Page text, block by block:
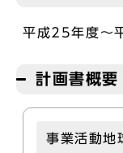
平成25年度～
計画書概要
事業活動地